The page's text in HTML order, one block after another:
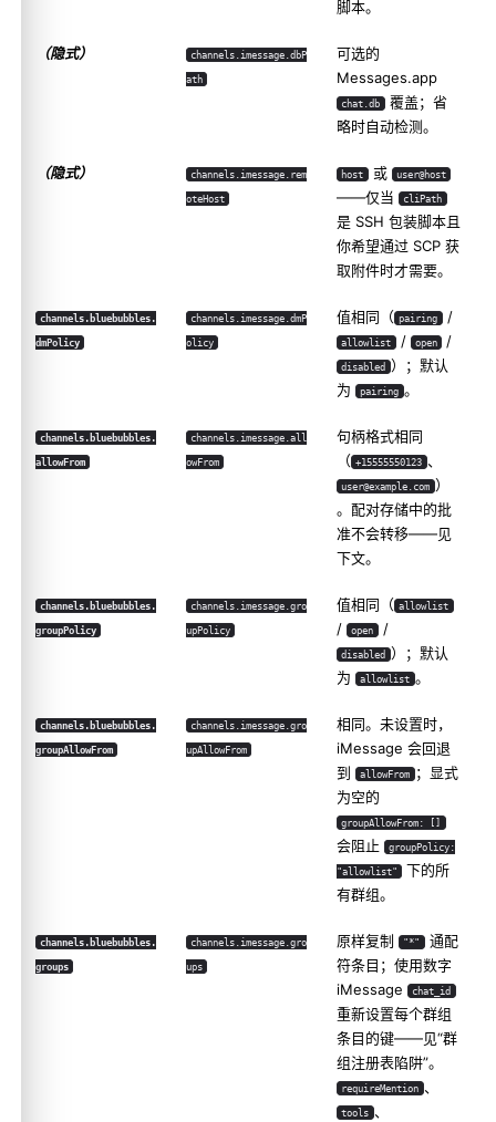
脚本。
（隐式） channels.imessage.dbP
ath
可选的
Messages.app
chat.db 覆盖；省
略时自动检测。
（隐式） channels.imessage.rem
oteHost
host 或 user@host
——仅当 cliPath
是 SSH 包装脚本且
你希望通过 SCP 获
取附件时才需要。
channels.bluebubbles.
dmPolicy
channels.imessage.dmP
olicy
值相同（ pairing /
allowlist / open /
disabled ）；默认
为
pairing 。
channels.bluebubbles.
allowFrom
channels.imessage.all
owFrom
句柄格式相同
（ +15555550123 、
user@example.com ）
。配对存储中的批
准不会转移——见
下文。
channels.bluebubbles.
groupPolicy
channels.imessage.gro
upPolicy
值相同（ allowlist
/ open /
disabled ）；默认
为
allowlist 。
channels.bluebubbles.
groupAllowFrom
channels.imessage.gro
upAllowFrom
相同。未设置时，
iMessage 会回退
到
allowFrom ；显式
为空的
groupAllowFrom: []
会阻止 groupPolicy:
"allowlist"
下的所
有群组。
channels.bluebubbles.
groups
channels.imessage.gro
ups
原样复制 "*" 通配
符条目；使用数字
iMessage
chat_id
重新设置每个群组
条目的键——见“群
组注册表陷阱”。
requireMention 、
tools 、